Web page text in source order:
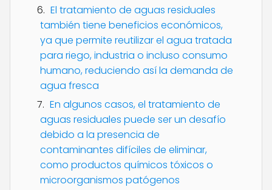
El tratamiento de aguas residuales
también tiene beneficios económicos,
ya que permite reutilizar el agua tratada
para riego, industria o incluso consumo
humano, reduciendo así la demanda de
agua fresca
En algunos casos, el tratamiento de
aguas residuales puede ser un desafío
debido a la presencia de
contaminantes difíciles de eliminar,
como productos químicos tóxicos o
microorganismos patógenos